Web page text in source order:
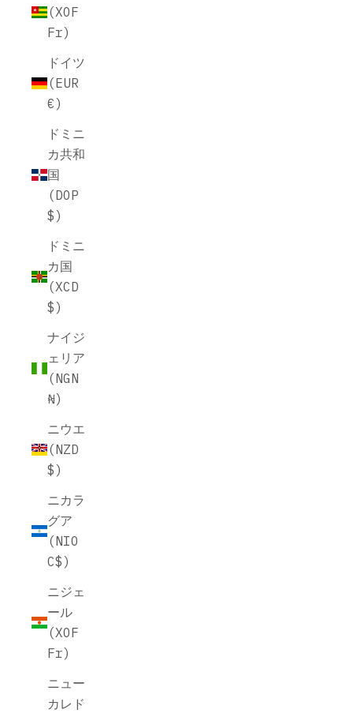
(XOF
Fr)
ドイツ
(EUR
€)
ドミニ
カ共和
国
(DOP
$)
ドミニ
カ国
(XCD
$)
ナイジ
ェリア
(NGN
₦)
ニウエ
(NZD
$)
ニカラ
グア
(NIO
C$)
ニジェ
ール
(XOF
Fr)
ニュー
カレド